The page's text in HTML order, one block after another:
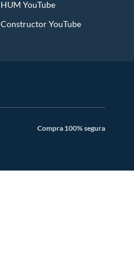
HUM YouTube
Constructor YouTube
Compra 100% segura